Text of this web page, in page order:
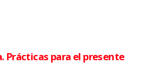
para el presente